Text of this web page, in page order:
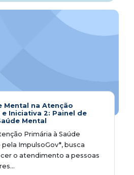
Mental na Atenção
Iniciativa 2: Painel de
Mental
Primária à Saúde
ImpulsoGov*, busca
o atendimento a pessoas